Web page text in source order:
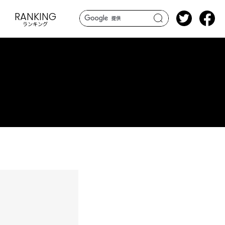
search
RANKING
ランキング